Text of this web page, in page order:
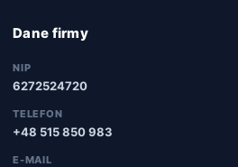
Dane firmy
NIP
6272524720
TELEFON
+48 515 850 983
E-MAIL